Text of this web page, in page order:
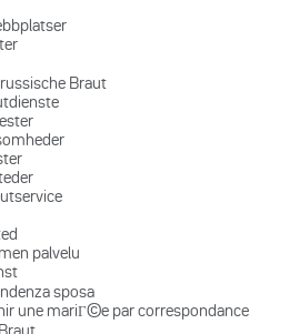
Braut
palvelu
sposa
une mariГ©e par correspondance